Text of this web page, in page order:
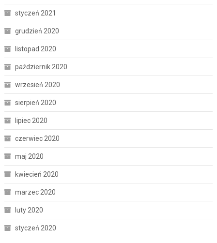
styczeń 2021
grudzień 2020
listopad 2020
październik 2020
wrzesień 2020
sierpień 2020
lipiec 2020
czerwiec 2020
maj 2020
kwiecień 2020
marzec 2020
luty 2020
styczeń 2020